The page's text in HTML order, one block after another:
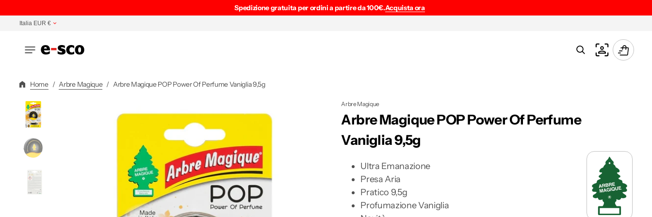
Direttamente
Spedizione gratuita per ordini a partire da 100€.Acquista ora
Italia EUR €
Carrello
Home / Arbre Magique / Arbre Magique POP Power Of Perfume Vaniglia 9,5g
Arbre Magique
Arbre Magique POP Power Of Perfume
Vaniglia 9,5g
Ultra Emanazione
Presa Aria
Pratico 9,5g
Profumazione Vaniglia